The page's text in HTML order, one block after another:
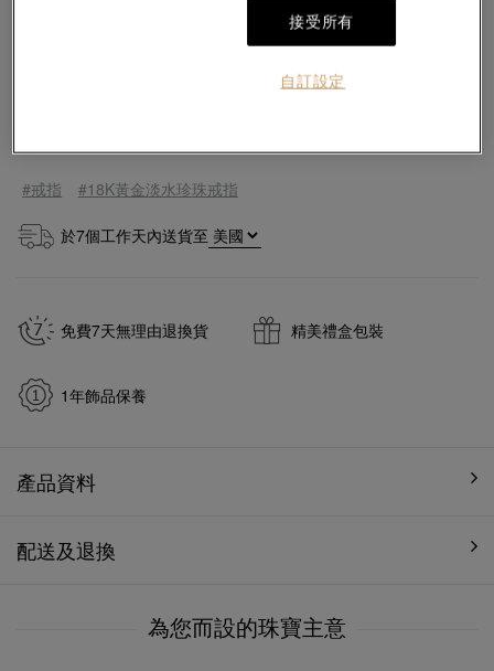
免費刻字服務
#戒指 #18K黃金淡水珍珠戒指
於7個工作天內送貨至
免費7天無理由退換貨 精美禮盒包裝
1年飾品保養
產品資料
配送及退換
為您而設的珠寶主意
接受所有
自訂設定